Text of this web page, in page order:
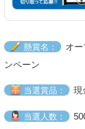
懸賞名：
オ
ンペーン
当選賞品： 現
当選人数：